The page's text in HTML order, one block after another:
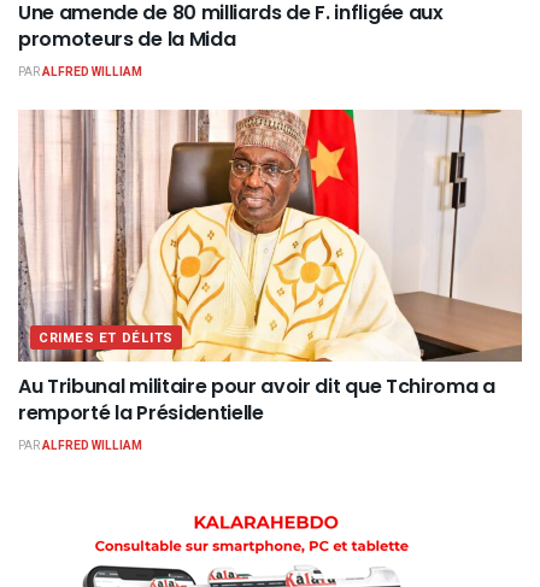
Une amende de 80 milliards de F. infligée aux
promoteurs de la Mida
PARALFRED WILLIAM
CRIMES ET DÉLITS
Au Tribunal militaire pour avoir dit que Tchiroma a
remporté la Présidentielle
PARALFRED WILLIAM